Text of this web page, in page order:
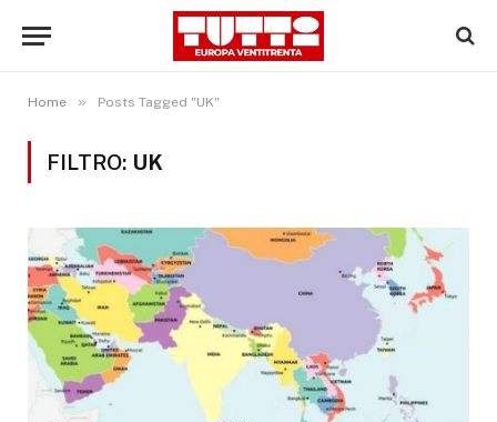
Home » Posts Tagged "UK"
FILTRO: UK